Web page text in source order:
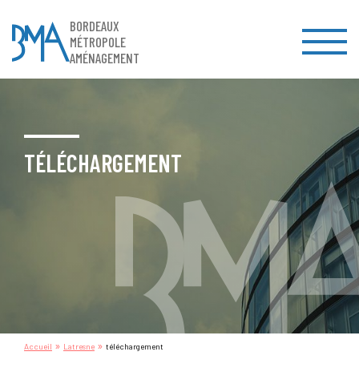
BORDEAUX
MÉTROPOLE
AMÉNAGEMENT
TÉLÉCHARGEMENT
Accueil » Latresne » téléchargement